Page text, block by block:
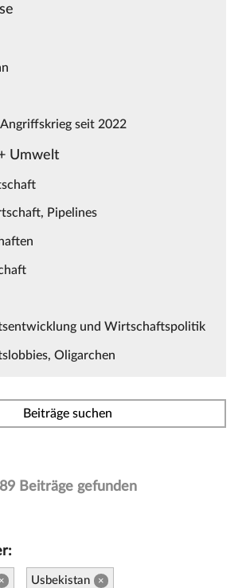
Angriffskrieg seit 2022
Umwelt
Pipelines
und Wirtschaftspolitik
Oligarchen
Beiträge suchen
89 Beiträge gefunden
× Usbekistan ×